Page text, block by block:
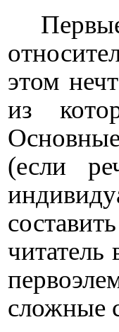
этом
из
(если
сложные